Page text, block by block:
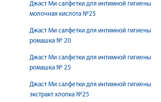
Джаст Ми салфетки для интимной гигиены
молочная кислота №25
Джаст Ми салфетки для интимной гигиены
ромашка № 20
Джаст Ми салфетки для интимной гигиены
ромашка № 25
Джаст Ми салфетки для интимной гигиены
экстракт хлопка №25